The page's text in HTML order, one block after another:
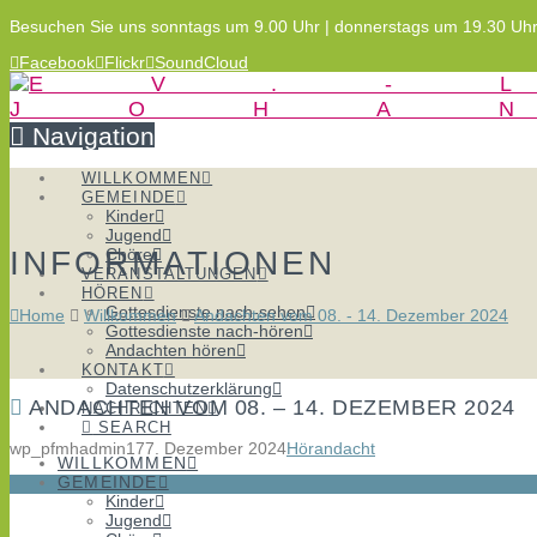
Besuchen Sie uns sonntags um 9.00 Uhr | donnerstags um 19.30 Uhr
Facebook Flickr SoundCloud
Navigation
WILLKOMMEN
GEMEINDE
Kinder
Jugend
Chöre
VERANSTALTUNGEN
HÖREN
Gottesdienste nach-sehen
Gottesdienste nach-hören
Andachten hören
KONTAKT
Datenschutzerklärung
NACHRICHTEN
SEARCH
WILLKOMMEN
GEMEINDE
Kinder
Jugend
INFORMATIONEN
Home Willkommen Andachten vom 08. - 14. Dezember 2024
ANDACHTEN VOM 08. – 14. DEZEMBER 2024
wp_pfmhadmin177. Dezember 2024Hörandacht